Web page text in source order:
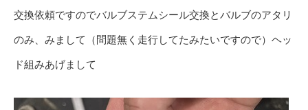
交換依頼ですのでバルブステムシール交換とバルブのアタリ
のみ、みまして（問題無く走行してたみたいですので）ヘッ
ド組みあげまして